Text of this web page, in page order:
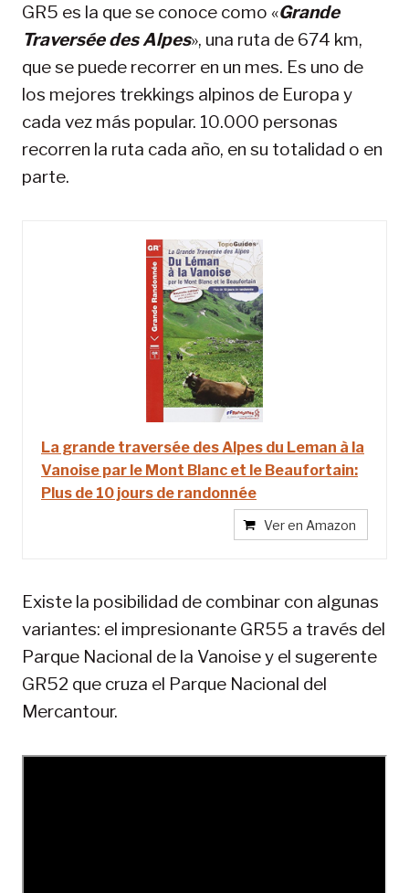
GR5 es la que se conoce como «Grande
Traversée des Alpes», una ruta de 674 km,
que se puede recorrer en un mes. Es uno de
los mejores trekkings alpinos de Europa y
cada vez más popular. 10.000 personas
recorren la ruta cada año, en su totalidad o en
parte.
La grande traversée des Alpes du Leman à la
Vanoise par le Mont Blanc et le Beaufortain:
Plus de 10 jours de randonnée
Ver en Amazon
Existe la posibilidad de combinar con algunas
variantes: el impresionante GR55 a través del
Parque Nacional de la Vanoise y el sugerente
GR52 que cruza el Parque Nacional del
Mercantour.